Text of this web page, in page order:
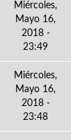
Miércoles,
Mayo 16,
2018 -
23:49
Miércoles,
Mayo 16,
2018 -
23:48